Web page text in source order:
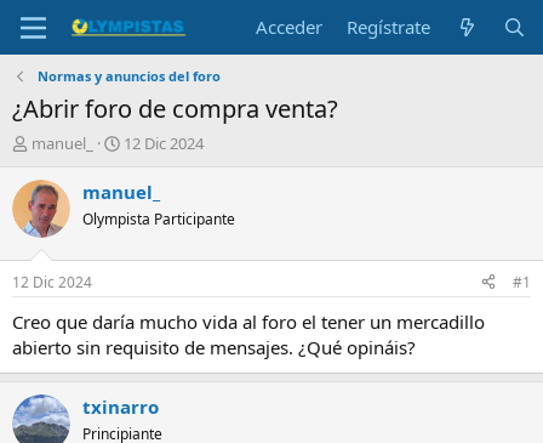
Acceder Regístrate
Normas y anuncios del foro
¿Abrir foro de compra venta?
I
i
c
i
a
d
o
r
d
e
t
e
manuel_
F
c
h
a
i
n
c
o
12 Dic 2024
manuel_
Olympista Participante
12 Dic 2024 #1
Creo que daría mucho vida al foro el tener un mercadillo
abierto sin requisito de mensajes. ¿Qué opináis?
txinarro
Principiante